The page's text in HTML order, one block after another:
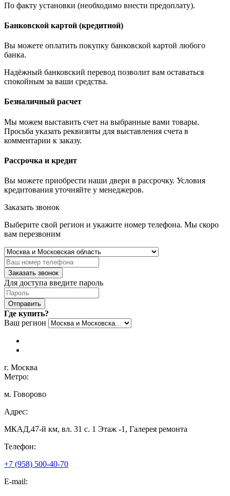
По факту установки (необходимо внести предоплату).
Банковской картой (кредитной)
Вы можете оплатить покупку банковской картой любого
банка.
Надёжный банковский перевод позволит вам оставаться
спокойным за ваши средства.
Безналичный расчет
Мы можем выставить счет на выбранные вами товары.
Просьба указать реквизиты для выставления счета в
комментарии к заказу.
Рассрочка и кредит
Вы можете приобрести наши двери в рассрочку. Условия
кредитования уточняйте у менеджеров.
Заказать звонок
Выберите свой регион и укажите номер телефона. Мы скоро
вам перезвоним
Заказать звонок
Для доступа введите пароль
Отправить
Где купить?
Ваш регион
г. Москва
Метро:
м. Говорово
Адрес:
МКАД,47-й км, вл. 31 с. 1 Этаж -1, Галерея ремонта
Телефон:
+7 (958) 500-40-70
E-mail: